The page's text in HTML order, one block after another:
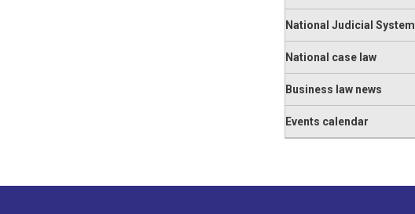
National Judicial System
National case law
Business law news
Events calendar